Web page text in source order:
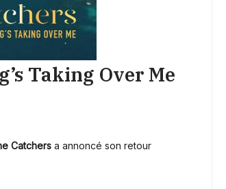
Taking Over Me
Catchers a annoncé son retour